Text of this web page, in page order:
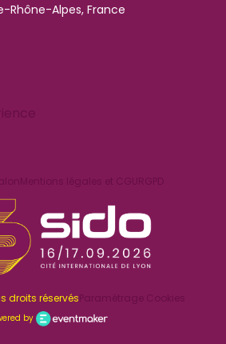
Rhône-Alpes, France
Mentions légales et CGURGPD
droits réservésParamétrage Cookies
by